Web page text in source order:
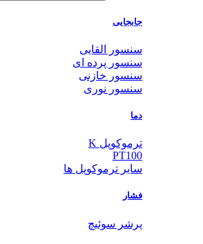
جابجایی
سنسور القایی
سنسور پرده ای
سنسور خازنی
سنسور نوری
دما
ترموکوپل K
PT100
سایر ترموکوپل ها
فشار
پرشر سوئیچ